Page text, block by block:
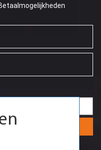
gebruiken,
van cookies
van de
en om